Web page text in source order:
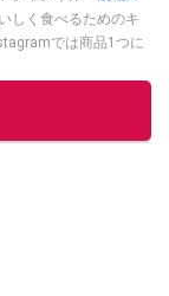
しく食べるためのキ
では商品1つに